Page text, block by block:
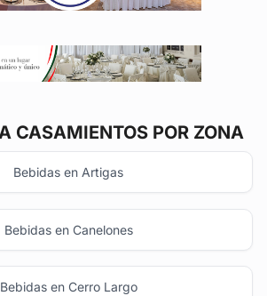
CASAMIENTOS POR ZONA
Bebidas en Artigas
Bebidas en Canelones
Bebidas en Cerro Largo